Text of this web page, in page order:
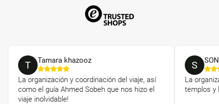
T Tamara khazooz
La organización y coordinación del viaje, así
como el guía Ahmed Sobeh que nos hizo el
viaje inolvidable!
S
La
templos y